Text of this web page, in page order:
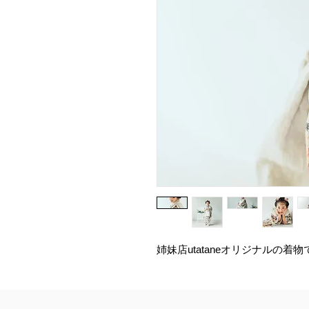
姉妹店utataneオリジナルの着物